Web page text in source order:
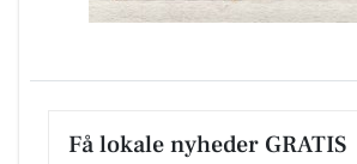
Få lokale nyheder GRATIS